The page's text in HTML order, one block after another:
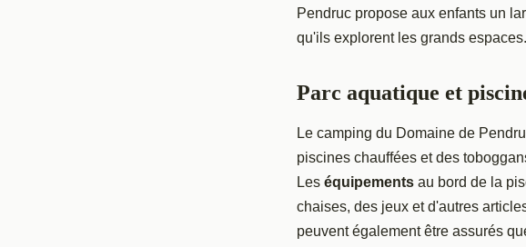
Pendruc propose aux enfants un
qu'ils explorent les grands
Parc aquatique et
Le camping du Domaine de
piscines chauffées et des
Les équipements au bord de la
chaises, des jeux et d'autres
peuvent également être assurés